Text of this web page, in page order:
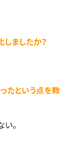
ましたか？
たという点を教
。